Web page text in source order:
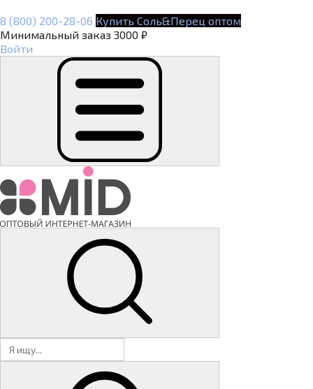
8 (800) 200-28-06 Купить Соль&Перец оптом
Минимальный заказ 3000 ₽
Войти